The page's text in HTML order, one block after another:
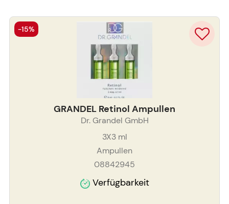
GRANDEL Retinol Ampullen
Dr. Grandel GmbH
3X3ml
Ampullen
08842945
Verfügbarkeit
-15%